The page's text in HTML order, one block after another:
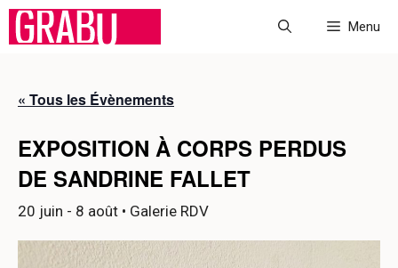
Aller
Menu
« Tous les Évènements
EXPOSITION À CORPS PERDUS
DE SANDRINE FALLET
20 juin - 8 août • Galerie RDV